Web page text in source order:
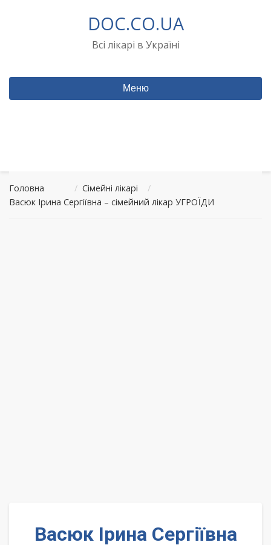
DOC.CO.UA
Всі лікарі в Україні
Меню
Головна / Сімейні лікарі
/
Васюк Ірина Сергіївна – сімейний лікар УГРОЇДИ
Васюк Ірина Сергіївна